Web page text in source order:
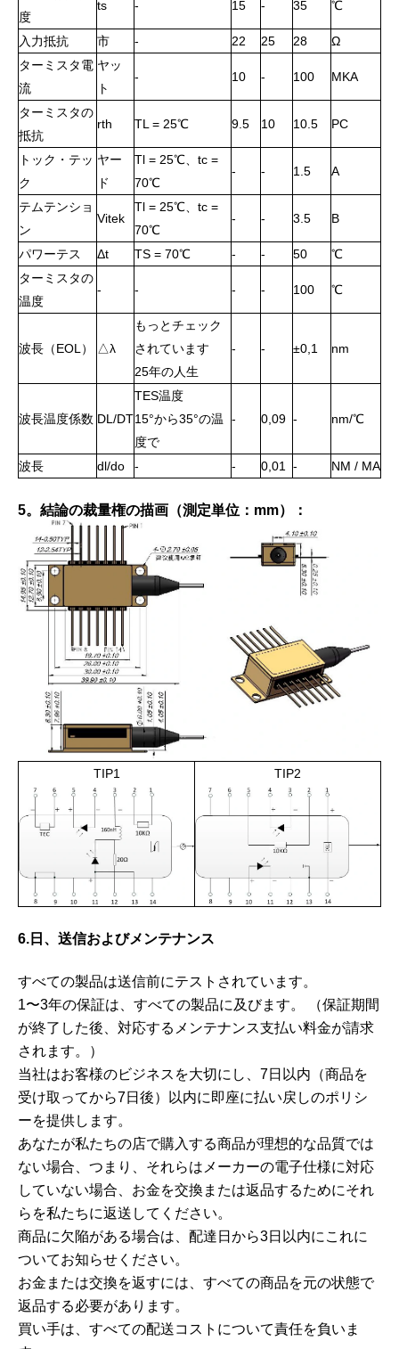
度
ts - 15 - 35 ℃
入力抵抗 市 - 22 25 28
Ω
ターミスタ電
流
ヤッ
ト
- 10 - 100 MKA
ターミスタの
抵抗
rth TL = 25℃ 9.5 10 10.5 PC
トック・テッ
ク
ヤー
ド
Tl = 25℃、tc =
70℃
- - 1.5 А
テムテンショ
ン
Vitek
Tl = 25℃、tc =
70℃
- - 3.5 В
パワーテス Δt TS = 70℃ - - 50
℃
ターミスタの
温度
- - - - 100 ℃
波長（EOL） △λ
もっとチェック
されています
25年の人生
- - ±0,1 nm
波長温度係数 DL/DT
TES温度
15°から35°の温
度で
- 0,09 - nm/℃
波長 dl/do - - 0,01 - NM / MA
5。結論の裁量権の描画（測定単位：mm）：
TIP1 TIP2
6.日、送信およびメンテナンス
すべての製品は送信前にテストされています。
1〜3年の保証は、すべての製品に及びます。 （保証期間
が終了した後、対応するメンテナンス支払い料金が請求
されます。）
当社はお客様のビジネスを大切にし、7日以内（商品を
受け取ってから7日後）以内に即座に払い戻しのポリシ
ーを提供します。
あなたが私たちの店で購入する商品が理想的な品質では
ない場合、つまり、それらはメーカーの電子仕様に対応
していない場合、お金を交換または返品するためにそれ
らを私たちに返送してください。
商品に欠陥がある場合は、配達日から3日以内にこれに
ついてお知らせください。
お金または交換を返すには、すべての商品を元の状態で
返品する必要があります。
買い手は、すべての配送コストについて責任を負いま